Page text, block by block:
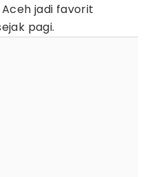
jadi favorit
pagi.